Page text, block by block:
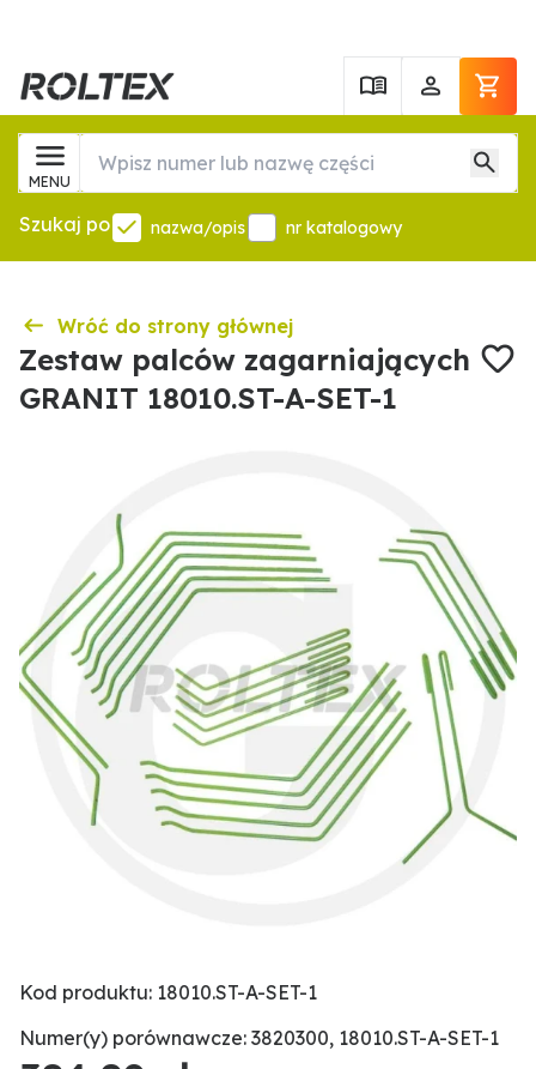
MENU
Szukaj po nazwa/opis nr katalogowy
Wróć do strony głównej
Zestaw palców zagarniających
GRANIT 18010.ST-A-SET-1
Kod produktu: 18010.ST-A-SET-1
Numer(y) porównawcze: 3820300, 18010.ST-A-SET-1